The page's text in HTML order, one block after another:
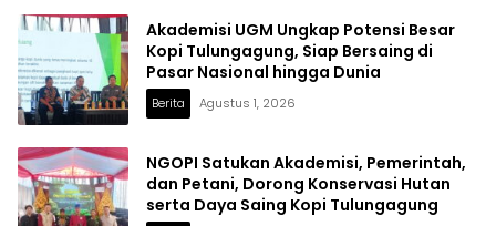
Akademisi UGM Ungkap Potensi Besar
Kopi Tulungagung, Siap Bersaing di
Pasar Nasional hingga Dunia
Berita Agustus 1, 2026
NGOPI Satukan Akademisi, Pemerintah,
dan Petani, Dorong Konservasi Hutan
serta Daya Saing Kopi Tulungagung